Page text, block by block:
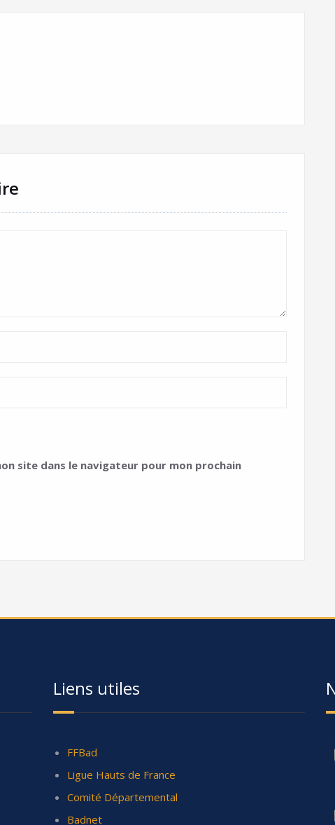
site dans le navigateur pour mon prochain
Liens utiles
FFBad
Ligue Hauts de France
Comité Départemental
Badnet